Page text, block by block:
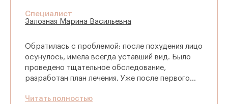
Специалист
Залозная Марина Васильевна
Обратилась с проблемой: после похудения лицо
осунулось, имела всегда уставший вид. Было
проведено тщательное обследование,
разработан план лечения. Уже после первого
Марину Васильевну. Отличный специалист.
Читать полностью